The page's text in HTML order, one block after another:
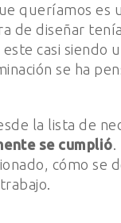
queríamos es
de diseñar
casi siendo
se ha
la lista de
se cumplió
cómo se